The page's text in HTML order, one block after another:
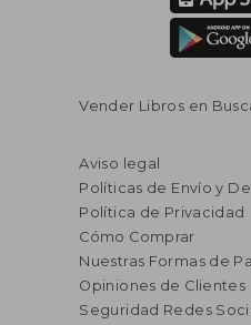
Vender Libros en
Aviso legal
Políticas de Envío y
Política de Privacidad
Cómo Comprar
Nuestras Formas de
Opiniones de Clientes
Seguridad Redes